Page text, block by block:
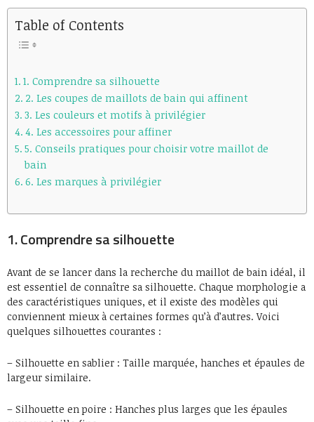
Table of Contents
1. Comprendre sa silhouette
2. Les coupes de maillots de bain qui affinent
3. Les couleurs et motifs à privilégier
4. Les accessoires pour affiner
5. Conseils pratiques pour choisir votre maillot de
bain
6. Les marques à privilégier
1. Comprendre sa silhouette
Avant de se lancer dans la recherche du maillot de bain idéal, il
est essentiel de connaître sa silhouette. Chaque morphologie a
des caractéristiques uniques, et il existe des modèles qui
conviennent mieux à certaines formes qu’à d’autres. Voici
quelques silhouettes courantes :
– Silhouette en sablier : Taille marquée, hanches et épaules de
largeur similaire.
– Silhouette en poire : Hanches plus larges que les épaules